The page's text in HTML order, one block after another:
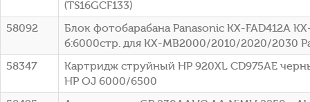
(TS16GCF133)
58092
Блок фотобарабана Panasonic KX-FAD412A
б:6000стр. для KX-MB2000/2010/2020/2030
58347
Картридж струйный HP 920XL CD975AE
HP OJ 6000/6500